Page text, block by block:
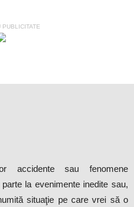
PUBLICITATE
accidente sau fenomene
la evenimente inedite sau,
situaţie pe care vrei să o